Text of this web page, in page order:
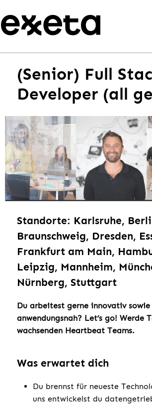
(Senior) Full
Developer (all
Standorte: Karlsruhe,
Braunschweig, Dresden,
Frankfurt am Main,
Leipzig, Mannheim,
Nürnberg, Stuttgart
Du arbeitest gerne innovativ
anwendungsnah? Let’s go! Werde
wachsenden Heartbeat Teams.
Was erwartet dich
Du brennst für neueste
uns entwickelst du